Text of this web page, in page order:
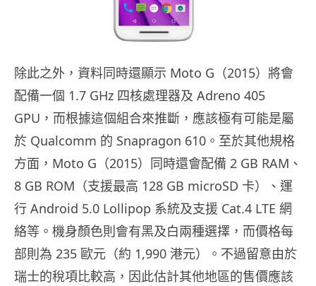
除此之外，資料同時還顯示 Moto G（2015）將會
配備一個 1.7 GHz 四核處理器及 Adreno 405
GPU，而根據這個組合來推斷，應該極有可能是屬
於 Qualcomm 的 Snapragon 610。至於其他規格
方面，Moto G（2015）同時還會配備 2 GB RAM、
8 GB ROM（支援最高 128 GB microSD 卡）、運
行 Android 5.0 Lollipop 系統及支援 Cat.4 LTE 網
絡等。機身顏色則會有黑及白兩種選擇，而價格每
部則為 235 歐元（約 1,990 港元）。不過留意由於
瑞士的稅項比較高，因此估計其他地區的售價應該